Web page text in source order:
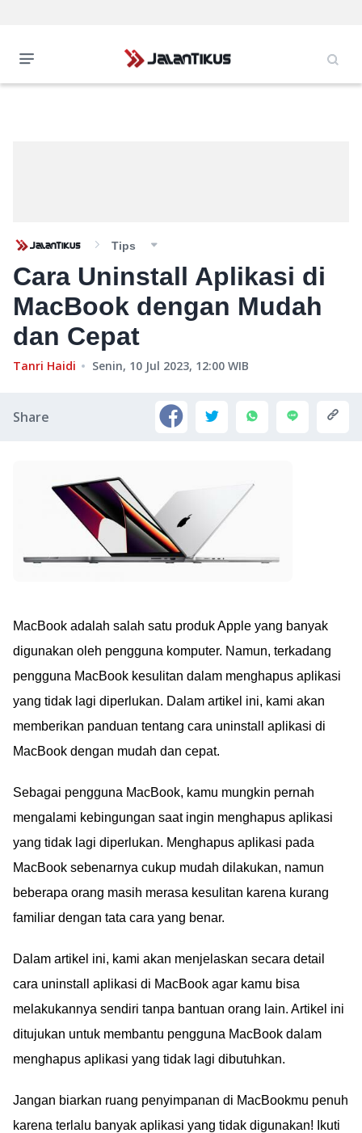
Tips
Cara Uninstall Aplikasi di
MacBook dengan Mudah
dan Cepat
Tanri Haidi Senin, 10 Jul 2023, 12:00 WIB
Share
MacBook adalah salah satu produk Apple yang banyak
digunakan oleh pengguna komputer. Namun, terkadang
pengguna MacBook kesulitan dalam menghapus aplikasi
yang tidak lagi diperlukan. Dalam artikel ini, kami akan
memberikan panduan tentang cara uninstall aplikasi di
MacBook dengan mudah dan cepat.
Sebagai pengguna MacBook, kamu mungkin pernah
mengalami kebingungan saat ingin menghapus aplikasi
yang tidak lagi diperlukan. Menghapus aplikasi pada
MacBook sebenarnya cukup mudah dilakukan, namun
beberapa orang masih merasa kesulitan karena kurang
familiar dengan tata cara yang benar.
Dalam artikel ini, kami akan menjelaskan secara detail
cara uninstall aplikasi di MacBook agar kamu bisa
melakukannya sendiri tanpa bantuan orang lain. Artikel ini
ditujukan untuk membantu pengguna MacBook dalam
menghapus aplikasi yang tidak lagi dibutuhkan.
Jangan biarkan ruang penyimpanan di MacBookmu penuh
karena terlalu banyak aplikasi yang tidak digunakan! Ikuti